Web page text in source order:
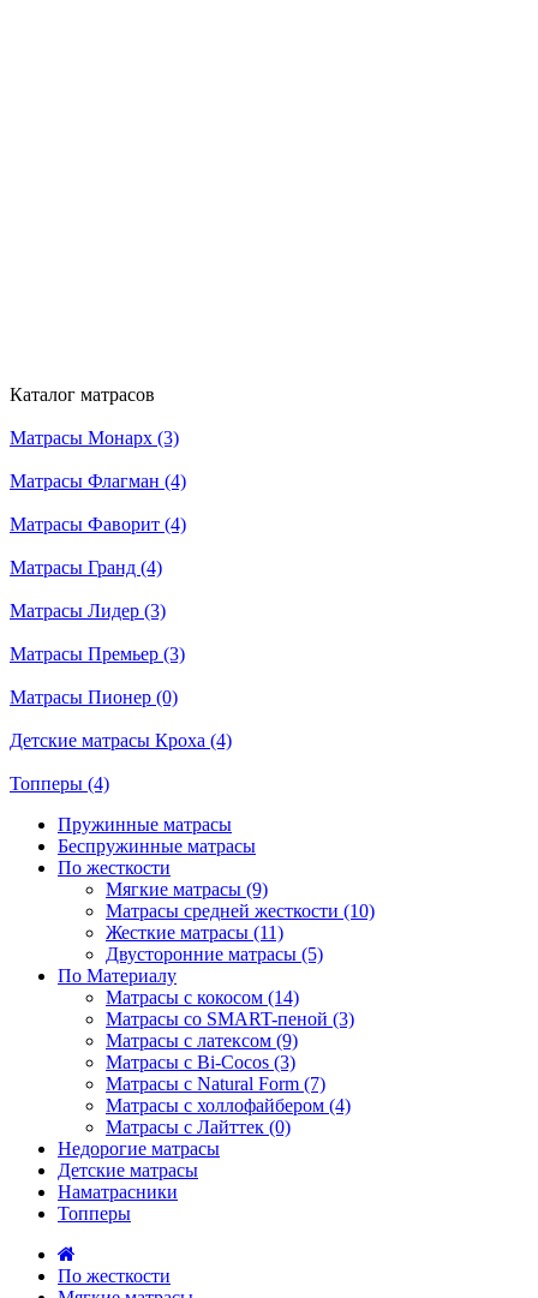
Каталог матрасов
Матрасы Монарх (3)
Матрасы Флагман (4)
Матрасы Фаворит (4)
Матрасы Гранд (4)
Матрасы Лидер (3)
Матрасы Премьер (3)
Матрасы Пионер (0)
Детские матрасы Кроха (4)
Топперы (4)
Пружинные матрасы
Беспружинные матрасы
По жесткости
Мягкие матрасы (9)
Матрасы средней жесткости (10)
Жесткие матрасы (11)
Двусторонние матрасы (5)
По Материалу
Матрасы с кокосом (14)
Матрасы со SMART-пеной (3)
Матрасы с латексом (9)
Матрасы с Bi-Cocos (3)
Матрасы с Natural Form (7)
Матрасы с холлофайбером (4)
Матрасы с Лайттек (0)
Недорогие матрасы
Детские матрасы
Наматрасники
Топперы
По жесткости